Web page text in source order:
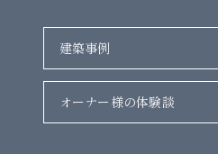
建築事例
オーナー様の体験談